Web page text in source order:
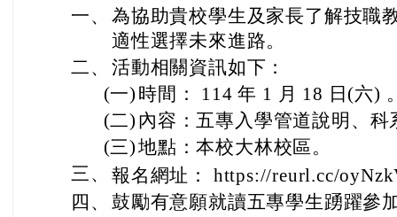
一、 為協助貴校學生及家長了解技職
適性選擇未來進路。
二、 活動相關資訊如下：
(一) 時間： 114 年 1 月 18 日(六)
(二) 內容：五專入學管道說明、
(三)地點：本校大林校區。
三、 報名網址： https://reurl.cc/
四、 鼓勵有意願就讀五專學生踴躍參